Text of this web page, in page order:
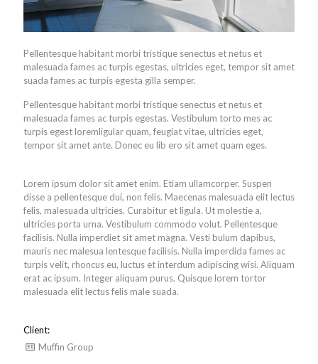
Pellentesque habitant morbi tristique senectus et netus et
malesuada fames ac turpis egestas, ultricies eget, tempor sit amet
suada fames ac turpis egesta gilla semper.
Pellentesque habitant morbi tristique senectus et netus et
malesuada fames ac turpis egestas. Vestibulum torto mes ac
turpis egest loremligular quam, feugiat vitae, ultricies eget,
tempor sit amet ante. Donec eu lib ero sit amet quam eges.
Lorem ipsum dolor sit amet enim. Etiam ullamcorper. Suspen
disse a pellentesque dui, non felis. Maecenas malesuada elit lectus
felis, malesuada ultricies. Curabitur et ligula. Ut molestie a,
ultricies porta urna. Vestibulum commodo volut. Pellentesque
facilisis. Nulla imperdiet sit amet magna. Vesti bulum dapibus,
mauris nec malesua lentesque facilisis. Nulla imperdida fames ac
turpis velit, rhoncus eu, luctus et interdum adipiscing wisi. Aliquam
erat ac ipsum. Integer aliquam purus. Quisque lorem tortor
malesuada elit lectus felis male suada.
Client:
Muffin Group